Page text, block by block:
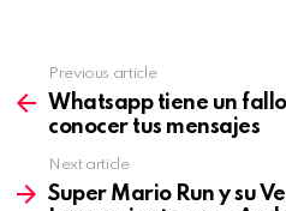
more
Previous article
Whatsapp tiene un
conocer tus mensajes
Next article
Super Mario Run y su